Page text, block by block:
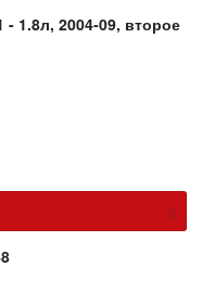
- 1.8л, 2004-09, второе
х